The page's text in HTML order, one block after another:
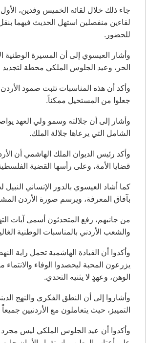
جاء ذلك خلال لقائه الخميس وفدين،
لقاءين منفصلين استهل الحديث فيهما بنقل
للحضور.
وأشار العيسوي إلى أن المسيرة الوطنية
الحر، وعيد الجلوس الملكي محطة لتجديد
وأكد أن هذه المناسبات تثبت صمود الأردن
جعلوا من المستحيل ممكناً.
وأشار إلى أن جلالته وسمو ولي العهد
الشامل التي يرعاها جلالة الملك.
وأكد رئيس الديوان الملك الهاشمي أن
قضايا الأمة، وعلى رأسها القضية
كما أشاد العيسوي بالدور الإنساني النبيل
بآفاق المعرفة، ويرسم صورة الأردن
من جانبهم، رفع المتحدثون أسمى آيات
والشعب الأردني بالمناسبات الوطنية
وأكدوا أن القيادة الهاشمية تحمل راية
يزرعون المحبة ليحصدوا الوفاء
الوهن، وعهدٍ لا يثنيه التحدي.
وأشاروا إلى أن النطق الفكري والنهج
التمييز، حيث يتعاملون مع الأردنيين
وأكدوا أن عيد الجلوس الملكي ليس